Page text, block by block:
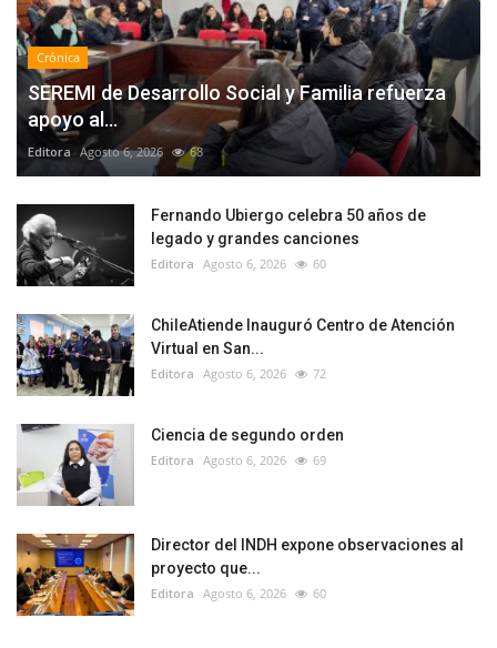
Crónica
SEREMI de Desarrollo Social y Familia refuerza
apoyo al...
Editora Agosto 6, 2026 68
Fernando Ubiergo celebra 50 años de
legado y grandes canciones
Editora Agosto 6, 2026 60
ChileAtiende Inauguró Centro de Atención
Virtual en San...
Editora Agosto 6, 2026 72
Ciencia de segundo orden
Editora Agosto 6, 2026 69
Director del INDH expone observaciones al
proyecto que...
Editora Agosto 6, 2026 60